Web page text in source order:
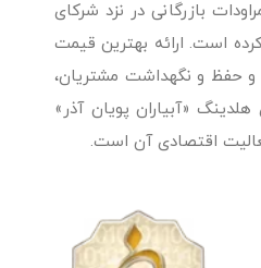
بازرگانی در نزد شرکای
است. ارائه بهترین قیمت
و حفظ و نگهداشت مشتریان،
«آبیاران پویان آذر»
اقتصادی آن است.